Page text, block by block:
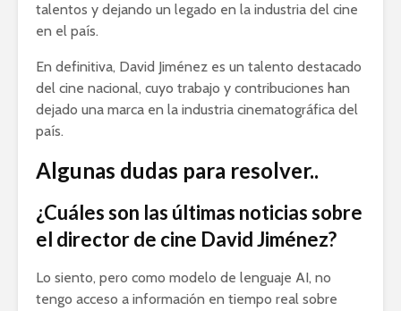
talentos y dejando un legado en la industria del cine
en el país.
En definitiva, David Jiménez es un talento destacado
del cine nacional, cuyo trabajo y contribuciones han
dejado una marca en la industria cinematográfica del
país.
Algunas dudas para resolver..
¿Cuáles son las últimas noticias sobre
el director de cine David Jiménez?
Lo siento, pero como modelo de lenguaje AI, no
tengo acceso a información en tiempo real sobre